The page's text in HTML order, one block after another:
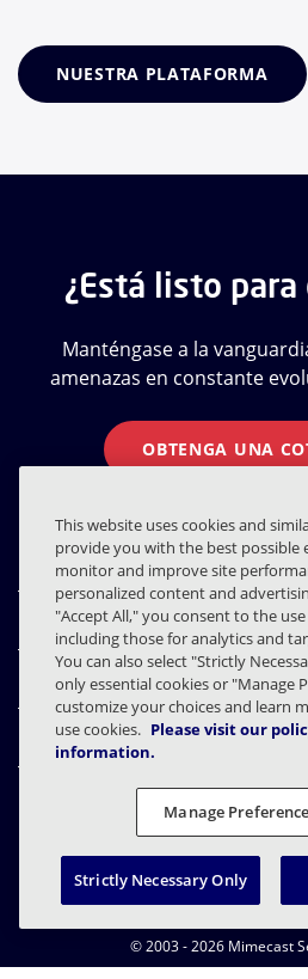
NUESTRA PLATAFORMA
¿Está listo para
Manténgase a la
amenazas en constante
OBTENGA UNA
Quiénes somos
Productos
Centro de Recursos
Contáctenos
Contratos Declaración de
Preferencias de privacidad Divulgación
© 2003 - 2026 Mimecast
This website uses cookies and
provide you with the best possible
monitor and improve site
personalized content and
"Accept All," you consent to the
including those for analytics and
You can also select "Strictly
only essential cookies or "Manage
customize your choices and learn
use cookies. Please visit our
information.
Manage
Strictly Necessary Only